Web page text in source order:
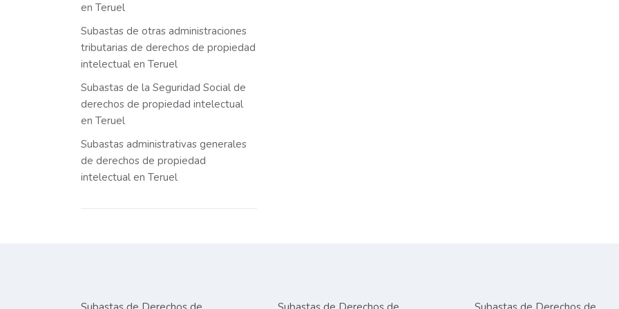
en Teruel
Subastas de otras administraciones
tributarias de derechos de propiedad
intelectual en Teruel
Subastas de la Seguridad Social de
derechos de propiedad intelectual
en Teruel
Subastas administrativas generales
de derechos de propiedad
intelectual en Teruel